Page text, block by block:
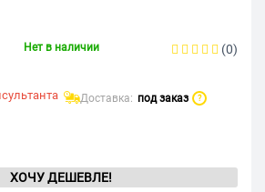
Нет в наличии (0)
Доставка: под заказ ?
ХОЧУ ДЕШЕВЛЕ!